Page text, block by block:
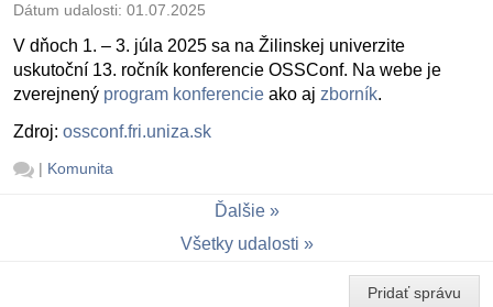
Dátum udalosti: 01.07.2025
V dňoch 1. – 3. júla 2025 sa na Žilinskej univerzite
uskutoční 13. ročník konferencie OSSConf. Na webe je
zverejnený program konferencie ako aj zborník.
Zdroj: ossconf.fri.uniza.sk
| Komunita
Ďalšie
Všetky udalosti
Pridať správu